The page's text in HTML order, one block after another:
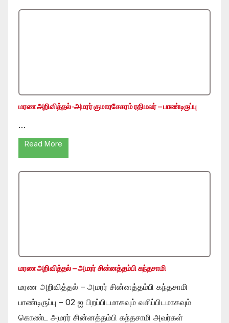
மரண அறிவித்தல்-அமரர் குமாரசேகரம் ரதிமலர் – பாண்டிருப்பு
…
Read More
மரண அறிவித்தல் – அமரர் சின்னத்தம்பி கந்தசாமி
மரண அறிவித்தல் – அமரர் சின்னத்தம்பி கந்தசாமி
பாண்டிருப்பு – 02 ஐ பிறப்பிடமாகவும் வசிப்பிடமாகவும்
கொண்ட அமரர் சின்னத்தம்பி கந்தசாமி அவர்கள்